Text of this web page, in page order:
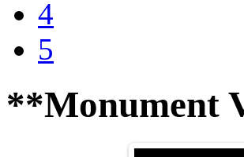
4
5
**Monument